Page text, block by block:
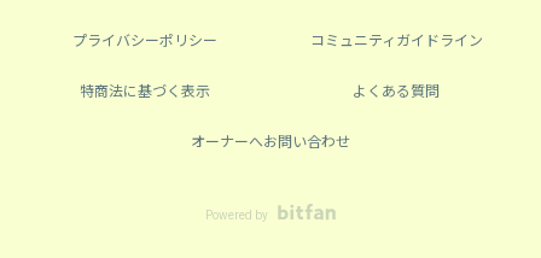
プライバシーポリシー コミュニティガイドライン
特商法に基づく表示 よくある質問
オーナーへお問い合わせ
Powered by